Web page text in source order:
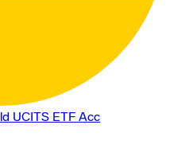
UCITS ETF Acc